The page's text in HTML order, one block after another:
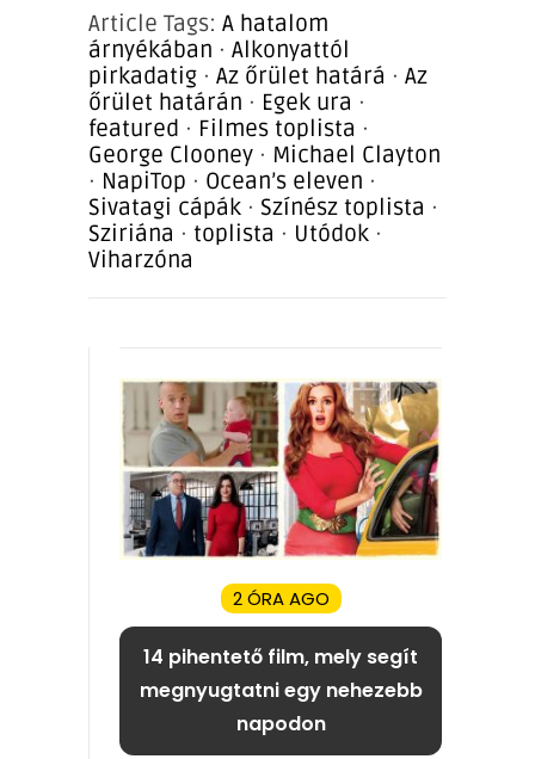
Article Tags: A hatalom
árnyékában · Alkonyattól
pirkadatig · Az őrület határá · Az
őrület határán · Egek ura ·
featured · Filmes toplista ·
George Clooney · Michael Clayton
· NapiTop · Ocean’s eleven ·
Sivatagi cápák · Színész toplista ·
Sziriána · toplista · Utódok ·
Viharzóna
2 ÓRA AGO
14 pihentető film, mely segít
megnyugtatni egy nehezebb
napodon